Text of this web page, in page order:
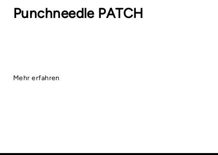
Punchneedle PATCH
Mehr erfahren